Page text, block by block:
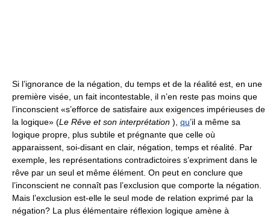
Si l’ignorance de la négation, du temps et de la réalité est, en une
première visée, un fait incontestable, il n’en reste pas moins que
l’inconscient «s’efforce de satisfaire aux exigences impérieuses de
la logique» (Le Rêve et son interprétation ), qu’il a même sa
logique propre, plus subtile et prégnante que celle où
apparaissent, soi-disant en clair, négation, temps et réalité. Par
exemple, les représentations contradictoires s’expriment dans le
rêve par un seul et même élément. On peut en conclure que
l’inconscient ne connaît pas l’exclusion que comporte la négation.
Mais l’exclusion est-elle le seul mode de relation exprimé par la
négation? La plus élémentaire réflexion logique amène à